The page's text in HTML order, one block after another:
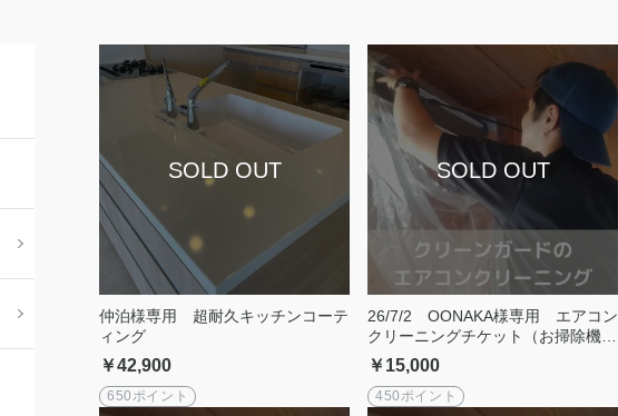
仲泊様専用 超耐久キッチンコーテ
ィング
￥42,900
650ポイント
26/7/2 OONAKA様専用 エアコン
クリーニングチケット（お掃除機能
付きタイプ）
￥15,000
450ポイント